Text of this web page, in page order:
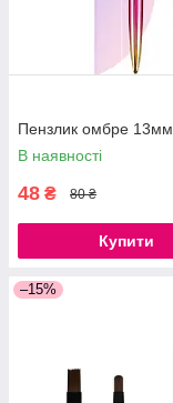
Пензлик омбре 13мм
В наявності
48 ₴ 80 ₴
Купити
–15%